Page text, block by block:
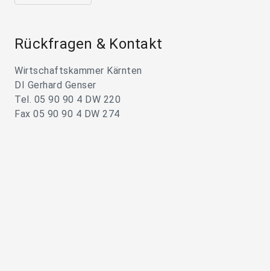
Rückfragen & Kontakt
Wirtschaftskammer Kärnten
DI Gerhard Genser
Tel. 05 90 90 4 DW 220
Fax 05 90 90 4 DW 274